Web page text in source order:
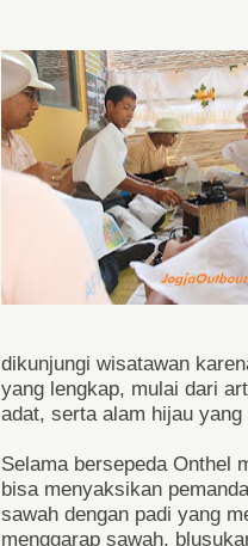
dikunjungi wisatawan
yang lengkap, mulai dari
adat, serta alam hijau yang
Selama bersepeda Onthel
bisa menyaksikan
sawah dengan padi yang
menggarap sawah,